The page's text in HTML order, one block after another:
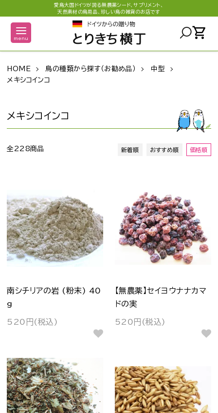
愛鳥大国ドイツが誇る無農薬シード、サプリメント、
天然素材の鳥用品、珍しい鳥の雑貨のお店です
menu shopping_cart
HOME 鳥の種類から探す（お勧め品）
中型
メキシコインコ
メキシコインコ
全228商品 新着順 おすすめ順 価格順
南シチリアの岩 (粉末) 40
g
520円(税込)
【無農薬】セイヨウナナカマ
ドの実
520円(税込)